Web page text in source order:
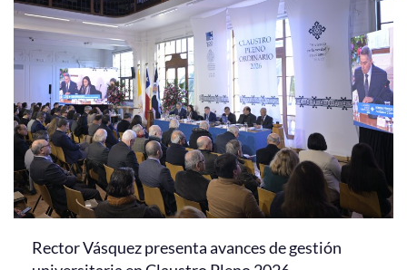
Rector Vásquez presenta avances de gestión